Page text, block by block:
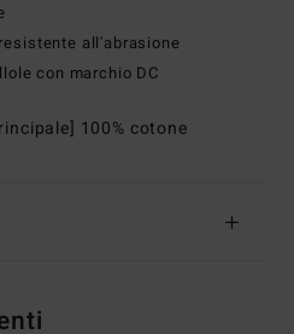
all'abrasione
con marchio DC
100% cotone